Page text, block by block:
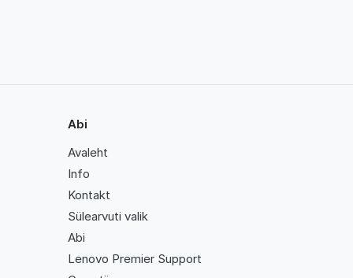
Abi
Avaleht
Info
Kontakt
Sülearvuti valik
Abi
Lenovo Premier Support